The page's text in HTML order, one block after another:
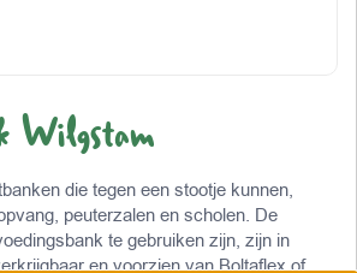
Wilgstam
die tegen een stootje kunnen,
peuterzalen en scholen. De
te gebruiken zijn, zijn in
en voorzien van Boltaflex of